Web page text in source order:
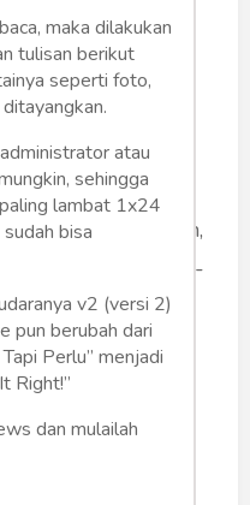
memberi
syarat saya
dalam kelas, dia
atas dua
memutuskan,
tidak mau kawan-
mendapatkan
Benar saja,
Guru itu masuk
biasanya.
maka dilakukan
tulisan berikut
seperti foto,
atau
sehingga
lambat 1x24
bisa
v2 (versi 2)
pun berubah dari
Perlu” menjadi
Right!”
dan mulailah